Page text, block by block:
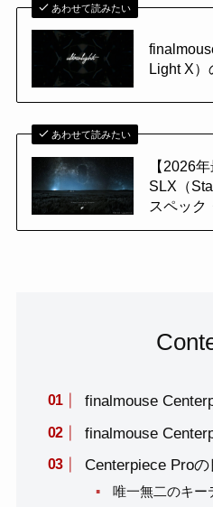
あわせて読みたい
Light X）
あわせて読みたい
【2026
SLX（
スペック
finalmouse
finalmouse
Centerpiece Pro
唯一無二のキー